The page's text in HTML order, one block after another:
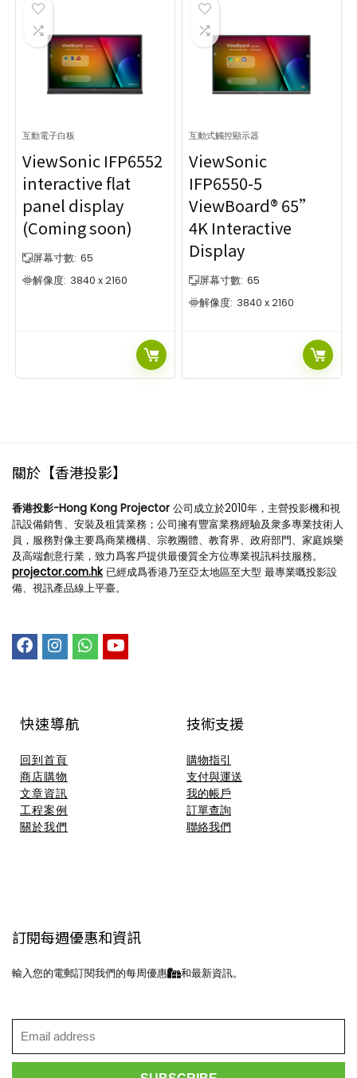
互動電子白板
ViewSonic IFP6552
interactive flat
panel display
(Coming soon)
屏幕寸數: 65
解像度: 3840 x 2160
互動式觸控顯示器
ViewSonic
IFP6550-5
ViewBoard® 65”
4K Interactive
Display
屏幕寸數: 65
解像度: 3840 x 2160
關於【香港投影】
香港投影-Hong Kong Projector 公司成立於2010年，主營投影機和視
訊設備銷售、安裝及租賃業務；公司擁有豐富業務經驗及衆多專業技術人
員，服務對像主要爲商業機構、宗教團體、教育界、政府部門、家庭娛樂
及高端創意行業，致力爲客戶提供最優質全方位專業視訊科技服務。
projector.com.hk 已經成爲香港乃至亞太地區至大型 最專業嘅投影設
備、視訊產品線上平臺。
快速導航
回到首頁
商店購物
文章資訊
工程案例
關於我們
技術支援​
購物指引
支付與運送
我的帳戶
訂單查詢
聯絡我們
訂閱每週優惠和資訊
輸入您的電郵訂閱我們的每周優惠 和最新資訊。